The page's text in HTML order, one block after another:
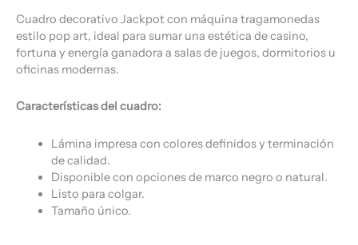
Cuadro decorativo Jackpot con máquina tragamonedas
estilo pop art, ideal para sumar una estética de casino,
fortuna y energía ganadora a salas de juegos, dormitorios u
oficinas modernas.
Características del cuadro:
Lámina impresa con colores definidos y terminación
de calidad.
Disponible con opciones de marco negro o natural.
Listo para colgar.
Tamaño único.